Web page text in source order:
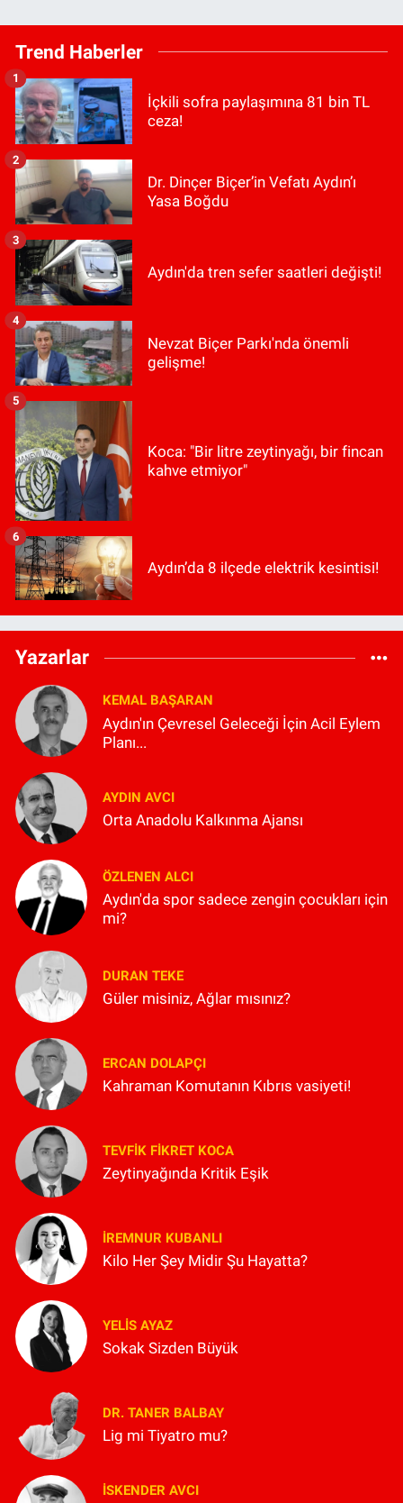
Trend Haberler
İçkili sofra paylaşımına 81 bin TL
ceza!
1
Dr. Dinçer Biçer’in Vefatı Aydın’ı
Yasa Boğdu
2
Aydın'da tren sefer saatleri değişti!
3
Nevzat Biçer Parkı'nda önemli
gelişme!
4
Koca: "Bir litre zeytinyağı, bir fincan
kahve etmiyor"
5
Aydın’da 8 ilçede elektrik kesintisi!
6
Yazarlar
KEMAL BAŞARAN
Aydın'ın Çevresel Geleceği İçin Acil Eylem
Planı...
AYDIN AVCI
Orta Anadolu Kalkınma Ajansı
ÖZLENEN ALCI
Aydın'da spor sadece zengin çocukları için
mi?
DURAN TEKE
Güler misiniz, Ağlar mısınız?
ERCAN DOLAPÇI
Kahraman Komutanın Kıbrıs vasiyeti!
TEVFIK FIKRET KOCA
Zeytinyağında Kritik Eşik
İREMNUR KUBANLI
Kilo Her Şey Midir Şu Hayatta?
YELIS AYAZ
Sokak Sizden Büyük
DR. TANER BALBAY
Lig mi Tiyatro mu?
İSKENDER AVCI